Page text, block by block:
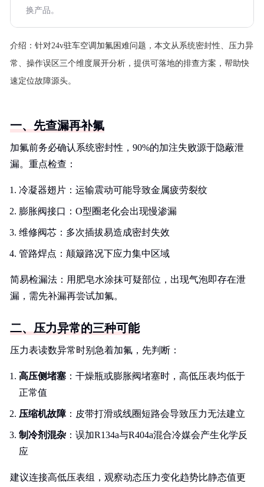
换产品。
介绍： 针对24v驻车空调加氟困难问题，本文从系统密封性、压力异
常、操作误区三个维度展开分析，提供可落地的排查方案，帮助快
速定位故障源头。
一、先查漏再补氟
加氟前务必确认系统密封性，90%的加注失败源于隐蔽泄
漏。重点检查：
冷凝器翅片：运输震动可能导致金属疲劳裂纹
膨胀阀接口：O型圈老化会出现慢渗漏
维修阀芯：多次插拔易造成密封失效
管路焊点：颠簸路况下应力集中区域
简易检漏法：用肥皂水涂抹可疑部位，出现气泡即存在泄
漏，需先补漏再尝试加氟。
二、压力异常的三种可能
压力表读数异常时别急着加氟，先判断：
高压侧堵塞 ：干燥瓶或膨胀阀堵塞时，高低压表均低于
正常值
压缩机故障：皮带打滑或线圈短路会导致压力无法建立
制冷剂混杂 ：误加R134a与R404a混合冷媒会产生化学反
应
建议连接高低压表组，观察动态压力变化趋势比静态值更